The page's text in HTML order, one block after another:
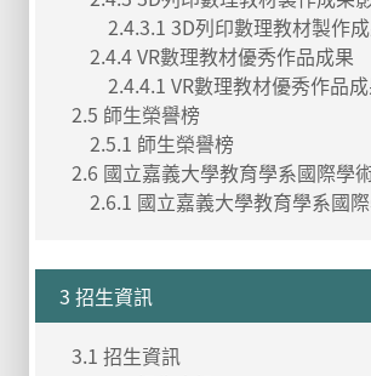
2.4.3.1 3D列印數理教材製作
2.4.4 VR數理教材優秀作品成果
2.4.4.1 VR數理教材優秀作品
2.5 師生榮譽榜
2.5.1 師生榮譽榜
2.6 國立嘉義大學教育學系國際學
2.6.1 國立嘉義大學教育學系國
3 招生資訊
3.1 招生資訊